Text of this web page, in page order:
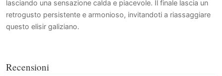
lasciando una sensazione calda e piacevole. Il finale lascia un
retrogusto persistente e armonioso, invitandoti a riassaggiare
questo elisir galiziano.
Recensioni